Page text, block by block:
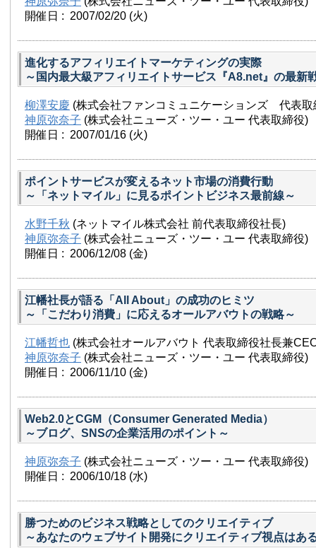
開催日 : 2007/02/20 (火)
進化するアフィリエイトマーケティングの実際
～国内最大級アフィリエイトサービス『A8.net』の最新
柳澤安慶 (株式会社ファンコミュニケーションズ 代表取
神原弥奈子 (株式会社ニューズ・ツー・ユー 代表取締役)
開催日 : 2007/01/16 (火)
ポイントサービスが変えるネット市場の消費行動
～「ネットマイル」に見るポイントビジネス最前線～
水野千秋 (ネットマイル株式会社 前代表取締役社長)
神原弥奈子 (株式会社ニューズ・ツー・ユー 代表取締役)
開催日 : 2006/12/08 (金)
江幡社長が語る「All About」の成功のヒミツ
～「こだわり消費」に応えるオールアバウトの戦略～
江幡哲也 (株式会社オールアバウト 代表取締役社長兼
神原弥奈子 (株式会社ニューズ・ツー・ユー 代表取締役)
開催日 : 2006/11/10 (金)
Web2.0とCGM（Consumer Generated Media）
～ブログ、SNSの企業活用のポイント～
神原弥奈子 (株式会社ニューズ・ツー・ユー 代表取締役)
開催日 : 2006/10/18 (水)
勝つためのビジネス戦略としてのクリエイティブ
～あなたのウェブサイト開発にクリエイティブ視点はあ